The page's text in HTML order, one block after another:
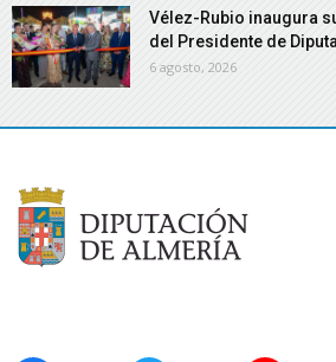
Vélez-Rubio inaugura
del Presidente de
6 agosto, 2026